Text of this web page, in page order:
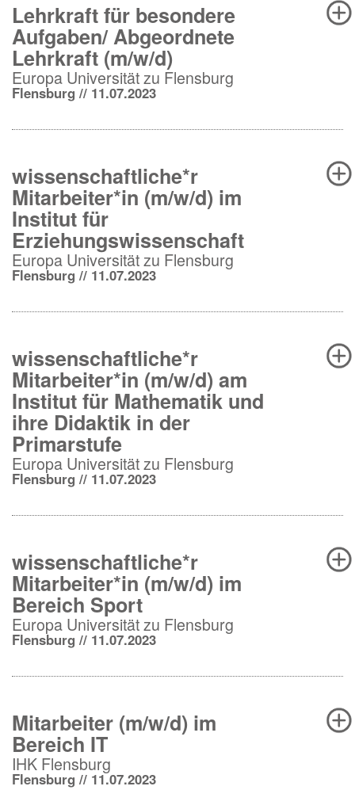
Lehrkraft für besondere
Aufgaben/ Abgeordnete
Lehrkraft (m/w/d)
Europa Universität zu Flensburg
Flensburg // 11.07.2023
wissenschaftliche*r
Mitarbeiter*in (m/w/d) im
Institut für
Erziehungswissenschaft
Europa Universität zu Flensburg
Flensburg // 11.07.2023
wissenschaftliche*r
Mitarbeiter*in (m/w/d) am
Institut für Mathematik und
ihre Didaktik in der
Primarstufe
Europa Universität zu Flensburg
Flensburg // 11.07.2023
wissenschaftliche*r
Mitarbeiter*in (m/w/d) im
Bereich Sport
Europa Universität zu Flensburg
Flensburg // 11.07.2023
Mitarbeiter (m/w/d) im
Bereich IT
IHK Flensburg
Flensburg // 11.07.2023